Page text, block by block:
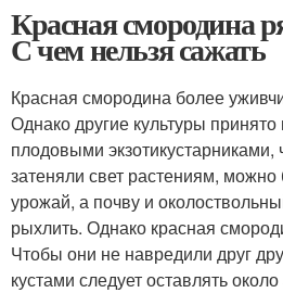
Красная смородина
С чем нельзя сажать
Красная смородина более
Однако другие культуры
плодовыми
затеняли свет растениям,
урожай, а почву и
рыхлить. Однако красная
Чтобы они не навредили друг
кустами следует оставлять